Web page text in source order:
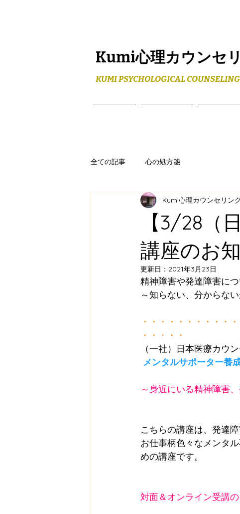
Kumi心理カウンセ
KUMI PSYCHOLOGICAL
全ての記事 心の処方箋
【3/28（
講座のお
Kumi心理カウンセリン
更新日： 2021年3月23日
精神障害や発達障害に
～知らない、分からな
・・・・・・・・・・
・・・・・
（一社）日本医療カウ
メンタルサポーター養
～身近にいる精神障害
こちらの講座は、発達
お仕事柄色々なメンタ
めの講座です。
対面＆オンライン受講